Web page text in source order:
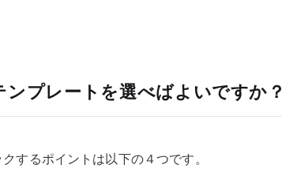
プレートを選べばよいですか？
するポイントは以下の４つです。